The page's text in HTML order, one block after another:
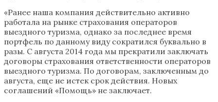
«Ранее наша компания действительно активно
работала на рынке страхования операторов
выездного туризма, однако за последнее время
портфель по данному виду сократился буквально в
разы. С августа 2014 года мы прекратили заключать
договоры страхования ответственности операторов
выездного туризма. По договорам, заключенным до
августа, еще не истек срок действия. Новых
соглашений «Помощь» не заключает.